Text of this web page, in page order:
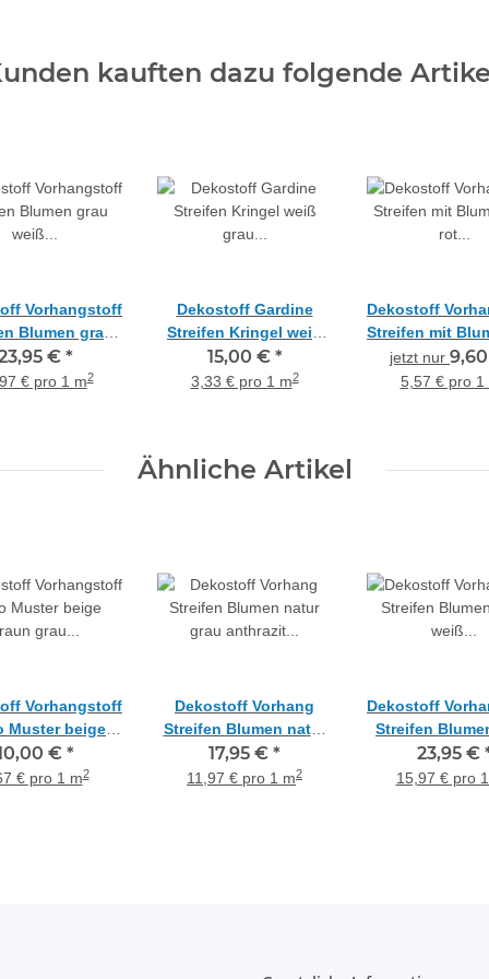
kauften dazu folgende
Vorhangstoff
Blumen grau
taupe
€ *
€ pro 1 m2
Dekostoff Gardine
Streifen Kringel weiß
grau schwarz
blickdicht, Reststück 3
15,00 € *
3,33 € pro 1 m2
Dekostoff
Streifen mit
rot
Reststück
jetzt nur
5,57 € pro 1
Ähnliche Artikel
Vorhangstoff
Muster beige
grau
€ *
€ pro 1 m2
Dekostoff Vorhang
Streifen Blumen natur
grau anthrazit
teiltransparent,
17,95 € *
11,97 € pro 1 m2
Dekostoff
Streifen
weiß
23,95 €
15,97 € pro